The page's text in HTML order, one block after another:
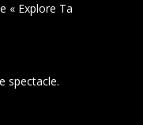
« Explore Ta
spectacle.